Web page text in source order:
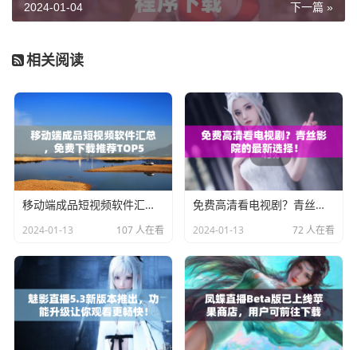
下一篇 »
2024-01-04
相关阅读
移动端成品短视频软件汇总，免费下载推荐TOP5
2024-01-13 107 人在看
免费高清看电视剧？青丝影院的最新选择！
2024-01-13 72 人在看